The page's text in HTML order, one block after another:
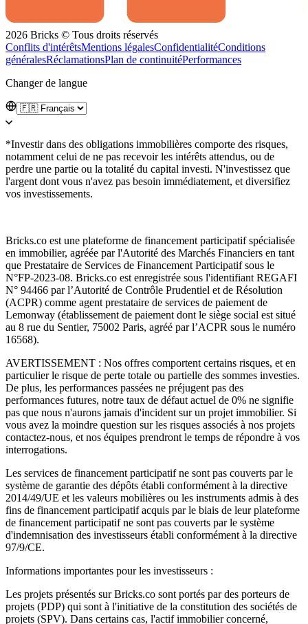
2026 Bricks © Tous droits réservés
Conflits d'intérêtsMentions légalesConfidentialitéConditions
généralesRéclamationsPlan de continuitéPerformances
Changer de langue
*Investir dans des obligations immobilières comporte des risques,
notamment celui de ne pas recevoir les intérêts attendus, ou de
perdre une partie ou la totalité du capital investi. N'investissez que
l'argent dont vous n'avez pas besoin immédiatement, et diversifiez
vos investissements.
Bricks.co est une plateforme de financement participatif spécialisée
en immobilier, agréée par l'Autorité des Marchés Financiers en tant
que Prestataire de Services de Financement Participatif sous le
N°FP-2023-08. Bricks.co est enregistrée sous l'identifiant REGAFI
N° 94466 par l’Autorité de Contrôle Prudentiel et de Résolution
(ACPR) comme agent prestataire de services de paiement de
Lemonway (établissement de paiement dont le siège social est situé
au 8 rue du Sentier, 75002 Paris, agréé par l’ACPR sous le numéro
16568).
AVERTISSEMENT : Nos offres comportent certains risques, et en
particulier le risque de perte totale ou partielle des sommes investies.
De plus, les performances passées ne préjugent pas des
performances futures, notre taux de défaut actuel de 0% ne signifie
pas que nous n'aurons jamais d'incident sur un projet immobilier. Si
vous avez la moindre question sur les risques associés à nos projets
contactez-nous, et nos équipes prendront le temps de répondre à vos
interrogations.
Les services de financement participatif ne sont pas couverts par le
système de garantie des dépôts établi conformément à la directive
2014/49/UE et les valeurs mobilières ou les instruments admis à des
fins de financement participatif acquis par le biais de leur plateforme
de financement participatif ne sont pas couverts par le système
d'indemnisation des investisseurs établi conformément à la directive
97/9/CE.
Informations importantes pour les investisseurs :
Les projets présentés sur Bricks.co sont portés par des porteurs de
projets (PDP) qui sont à l'initiative de la constitution des sociétés de
projets (SPV). Dans certains cas, l'actif immobilier concerné,